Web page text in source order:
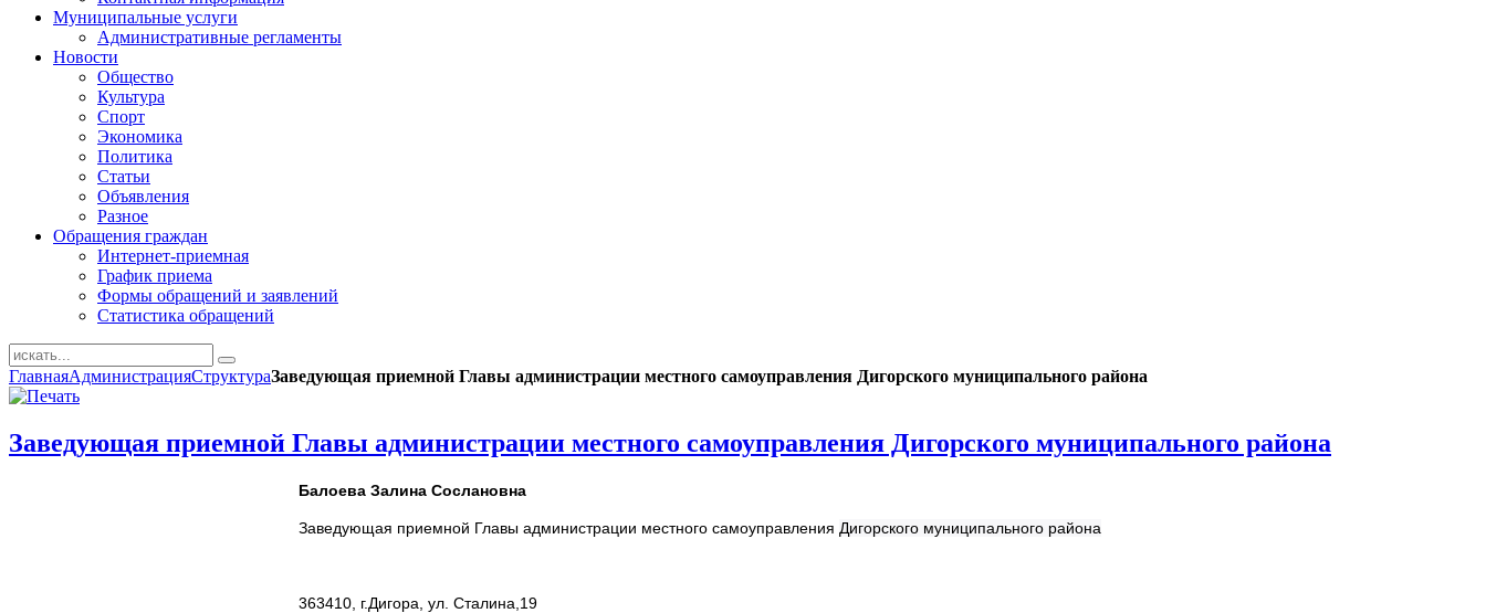
Муниципальные услуги
Административные регламенты
Новости
Общество
Культура
Спорт
Экономика
Политика
Статьи
Объявления
Разное
Обращения граждан
Интернет-приемная
График приема
Формы обращений и заявлений
Статистика обращений
ГлавнаяАдминистрацияСтруктураЗаведующая приемной Главы администрации местного самоуправления Дигорского муниципального района
Заведующая приемной Главы администрации местного самоуправления Дигорского муниципального района
Балоева Залина Сослановна
Заведующая приемной Главы администрации местного самоуправления Дигорского муниципального района
363410, г.Дигора, ул. Сталина,19